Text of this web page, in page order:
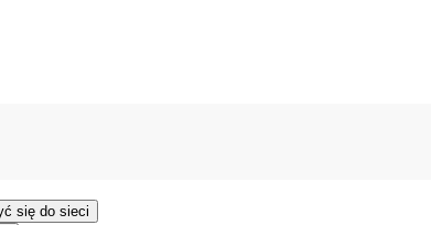
się do sieci